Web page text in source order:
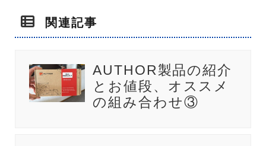
関連記事
AUTHOR製品の紹介
とお値段、オススメ
の組み合わせ③